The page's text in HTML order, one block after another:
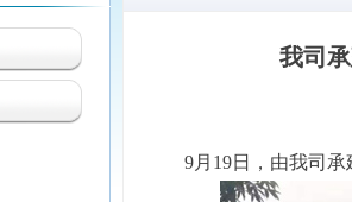
我司
9月 19日，由我司